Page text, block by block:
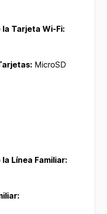
la Tarjeta Wi-Fi:
MicroSD
Línea Familiar: